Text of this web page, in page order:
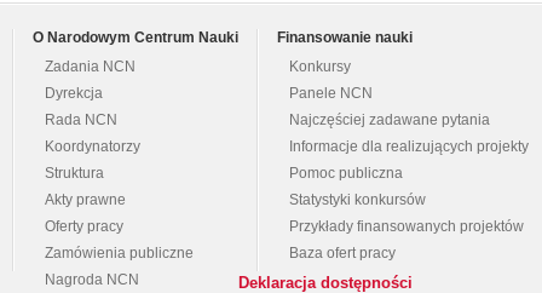
O Narodowym Centrum Nauki
Zadania NCN
Dyrekcja
Rada NCN
Koordynatorzy
Struktura
Akty prawne
Oferty pracy
Zamówienia publiczne
Nagroda NCN
Finansowanie nauki
Konkursy
Panele NCN
Najczęściej zadawane pytania
Informacje dla realizujących projekty
Pomoc publiczna
Statystyki konkursów
Przykłady finansowanych projektów
Baza ofert pracy
Deklaracja dostępności